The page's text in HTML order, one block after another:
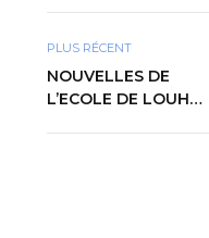
PLUS RÉCENT
NOUVELLES DE
L’ECOLE DE LOUHO